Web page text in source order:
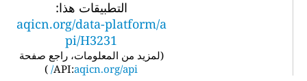
التطبيقات هذا:
aqicn.org/data-platform/a
pi/H3231
لمزيد من المعلومات، راجع صفحة
API:aqicn.org/api/
)